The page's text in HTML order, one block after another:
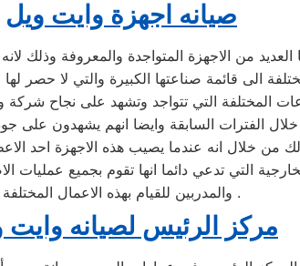
صيانه اجهزة وايت ويل
العديد من الاجهزة المتواجدة والمعروفة
الى قائمة صناعتها الكبيرة والتي لا
الفترات السابقة وايضا انهم يشهدون
من خلال انه عندما يصيب هذه الاجهزة احد
التي تدعي دائما انها تقوم بجميع عمليات
والمدربين للقيام بهذه الاعمال المختلفة .
مركز الرئيس لصيانه وايت